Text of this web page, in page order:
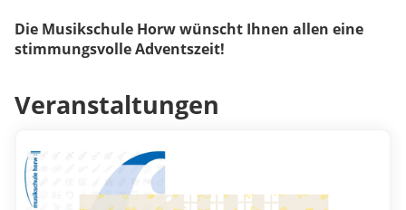
Die Musikschule Horw wünscht Ihnen allen eine
stimmungsvolle Adventszeit!
Veranstaltungen